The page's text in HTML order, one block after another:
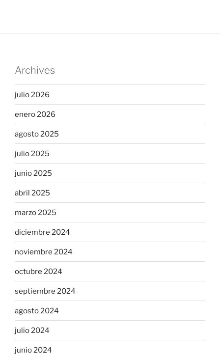
Archives
julio 2026
enero 2026
agosto 2025
julio 2025
junio 2025
abril 2025
marzo 2025
diciembre 2024
noviembre 2024
octubre 2024
septiembre 2024
agosto 2024
julio 2024
junio 2024